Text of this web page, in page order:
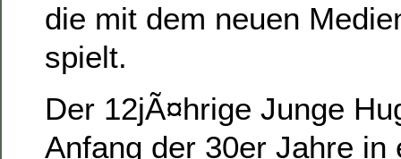
die mit dem neuen
spielt.
Der 12jÃ¤hrige Junge
Anfang der 30er Jahre in